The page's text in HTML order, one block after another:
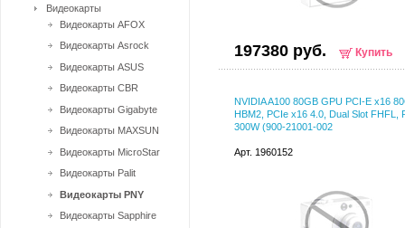
197380 руб. Купить
NVIDIA A100 80GB GPU PCI-E x16
HBM2, PCIe x16 4.0, Dual Slot FHFL,
300W (900-21001-002
Арт. 1960152
Видеокарты
Видеокарты AFOX
Видеокарты Asrock
Видеокарты ASUS
Видеокарты CBR
Видеокарты Gigabyte
Видеокарты MAXSUN
Видеокарты MicroStar
Видеокарты Palit
Видеокарты PNY
Видеокарты Sapphire